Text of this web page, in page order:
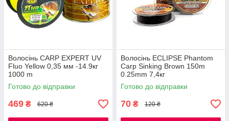
Волосінь CARP EXPERT UV
Fluo Yellow 0,35 мм -14.9кг
1000 m
Готово до відправки
469 ₴ 620 ₴
Волосінь ECLIPSE Phantom
Carp Sinking Brown 150m
0.25mm 7,4кг
Готово до відправки
70 ₴ 120 ₴